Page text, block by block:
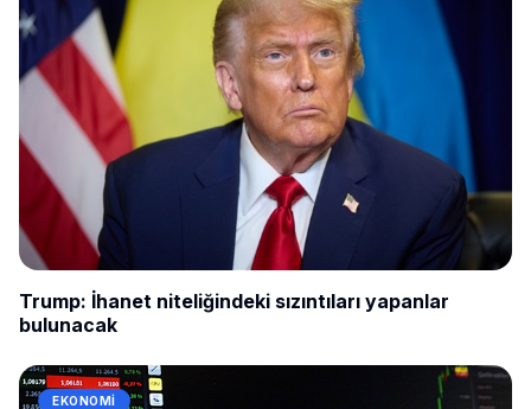
Trump: İhanet niteliğindeki sızıntıları yapanlar
bulunacak
EKONOMI